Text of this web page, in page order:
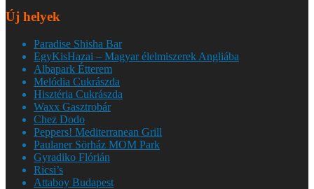
Új helyek
Paradise Shisha Bar
EgyKisHazai – Magyar élelmiszerek Angliába
Albapark Étterem
Melódia Cukrászda
Hisztéria Cukrászda
Waxx Gasztrobár
Chez Dodo
Peppers! Mediterranean Grill
Paulaner Sörház MOM Park
Gyradiko Flórián
Ricsi’s
Attaboy Budapest